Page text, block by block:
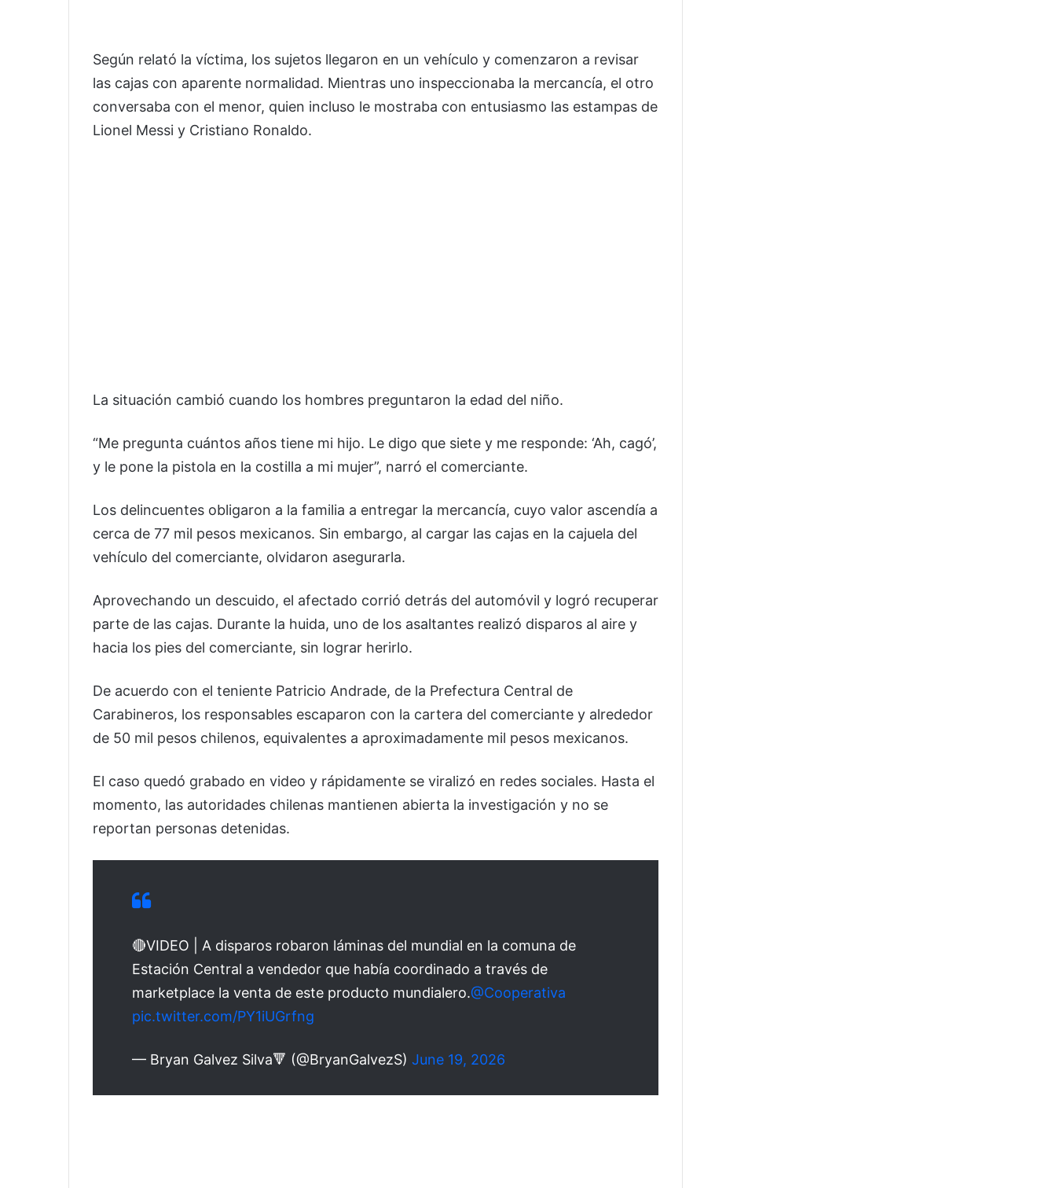
Según relató la víctima, los sujetos llegaron en un vehículo y comenzaron a revisar
las cajas con aparente normalidad. Mientras uno inspeccionaba la mercancía, el otro
conversaba con el menor, quien incluso le mostraba con entusiasmo las estampas de
Lionel Messi y Cristiano Ronaldo.
La situación cambió cuando los hombres preguntaron la edad del niño.
“Me pregunta cuántos años tiene mi hijo. Le digo que siete y me responde: ‘Ah, cagó’,
y le pone la pistola en la costilla a mi mujer”, narró el comerciante.
Los delincuentes obligaron a la familia a entregar la mercancía, cuyo valor ascendía a
cerca de 77 mil pesos mexicanos. Sin embargo, al cargar las cajas en la cajuela del
vehículo del comerciante, olvidaron asegurarla.
Aprovechando un descuido, el afectado corrió detrás del automóvil y logró recuperar
parte de las cajas. Durante la huida, uno de los asaltantes realizó disparos al aire y
hacia los pies del comerciante, sin lograr herirlo.
De acuerdo con el teniente Patricio Andrade, de la Prefectura Central de
Carabineros, los responsables escaparon con la cartera del comerciante y alrededor
de 50 mil pesos chilenos, equivalentes a aproximadamente mil pesos mexicanos.
El caso quedó grabado en video y rápidamente se viralizó en redes sociales. Hasta el
momento, las autoridades chilenas mantienen abierta la investigación y no se
reportan personas detenidas.
🔴VIDEO | A disparos robaron láminas del mundial en la comuna de
Estación Central a vendedor que había coordinado a través de
marketplace la venta de este producto mundialero.@Cooperativa
pic.twitter.com/PY1iUGrfng
— Bryan Galvez Silva🔻 (@BryanGalvezS) June 19, 2026